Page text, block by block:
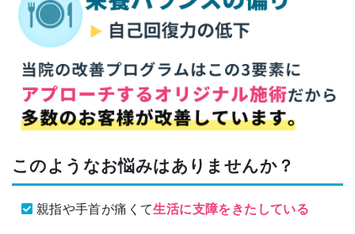
このようなお悩みはありませんか？
親指や手首が痛くて生活に支障をきたしている